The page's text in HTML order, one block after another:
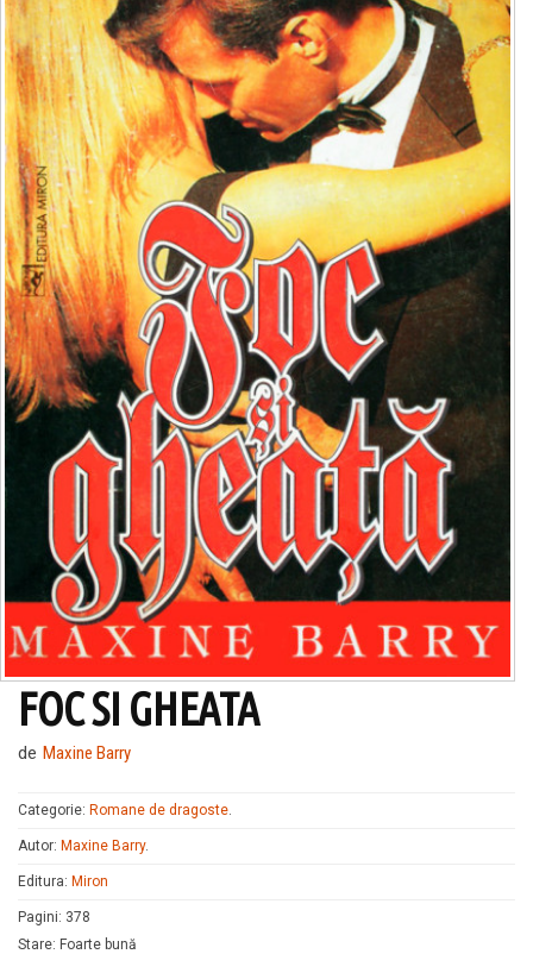
FOC SI GHEATA
de Maxine Barry
Categorie: Romane de dragoste.
Autor: Maxine Barry.
Editura: Miron
Pagini: 378
Stare: Foarte bună